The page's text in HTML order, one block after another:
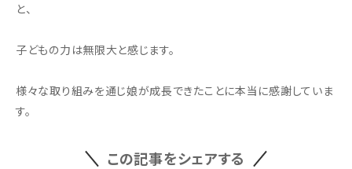
と、
子どもの力は無限大と感じます。
様々な取り組みを通じ娘が成長できたことに本当に感謝していま
す。
この記事をシェアする